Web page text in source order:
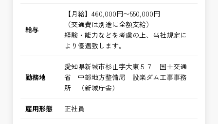
給与
【月給】460,000円〜550,000円
（交通費は別途に全額支給）
経験・能力などを考慮の上、当社規定に
より優遇致します。
勤務地
愛知県新城市杉山字大東５７ 国土交通
省 中部地方整備局 設楽ダム工事事務
所 （新城庁舎）
雇用形態 正社員